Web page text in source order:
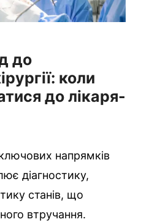
до
коли
до лікаря-
напрямків
діагностику,
станів, що
втручання.